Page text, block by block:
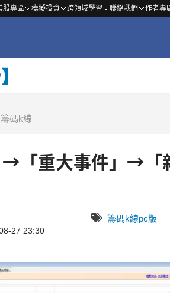
股專區 模擬投資 跨領域學習 聯絡我們 作者專
籌碼k線
→「重大事件」→「
27 23:30
籌碼k線pc版